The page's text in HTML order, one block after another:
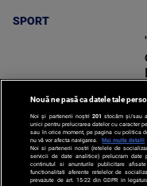
SPORT
SPORT
Nouă ne pasă ca datele tale
Noi și partenerii noștri 201 stocăm și/sau
unici pentru prelucrarea datelor cu caracter
sau în orice moment, pe pagina cu politica
nu vă vor afecta navigarea.
Mai multe detalii
Noi si partenerii nostri (retelele de
servicii de date analitice) prelucram date
continutul si anunturile publicitare
functionalitati aferente retelelor de
prevazute de art. 15-22 din GDPR in